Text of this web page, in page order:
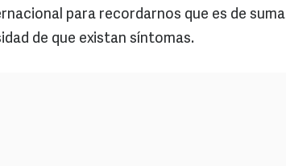
para recordarnos que es de suma
de que existan síntomas.